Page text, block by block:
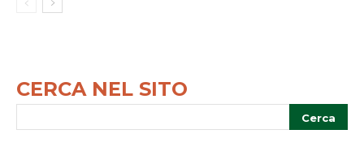
CERCA NEL SITO